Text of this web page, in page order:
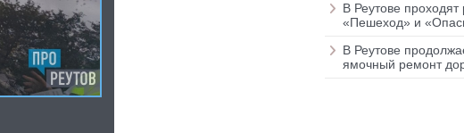
В Реутове проходят
«Пешеход» и
В Реутове
ямочный ремонт